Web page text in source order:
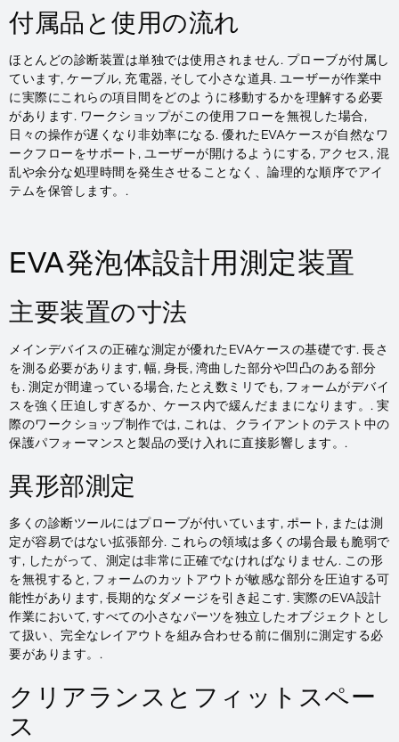
付属品と使用の流れ
ほとんどの診断装置は単独では使用されません. プローブが付属し
ています, ケーブル, 充電器, そして小さな道具. ユーザーが作業中
に実際にこれらの項目間をどのように移動するかを理解する必要
があります. ワークショップがこの使用フローを無視した場合,
日々の操作が遅くなり非効率になる. 優れたEVAケースが自然なワ
ークフローをサポート, ユーザーが開けるようにする, アクセス, 混
乱や余分な処理時間を発生させることなく、論理的な順序でアイ
テムを保管します。.
EVA発泡体設計用測定装置
主要装置の寸法
メインデバイスの正確な測定が優れたEVAケースの基礎です. 長さ
を測る必要があります, 幅, 身長, 湾曲した部分や凹凸のある部分
も. 測定が間違っている場合, たとえ数ミリでも, フォームがデバイ
スを強く圧迫しすぎるか、ケース内で緩んだままになります。. 実
際のワークショップ制作では, これは、クライアントのテスト中の
保護パフォーマンスと製品の受け入れに直接影響します。.
異形部測定
多くの診断ツールにはプローブが付いています, ポート, または測
定が容易ではない拡張部分. これらの領域は多くの場合最も脆弱で
す, したがって、測定は非常に正確でなければなりません. この形
を無視すると, フォームのカットアウトが敏感な部分を圧迫する可
能性があります, 長期的なダメージを引き起こす. 実際のEVA設計
作業において, すべての小さなパーツを独立したオブジェクトとし
て扱い、完全なレイアウトを組み合わせる前に個別に測定する必
要があります。.
クリアランスとフィットスペー
ス